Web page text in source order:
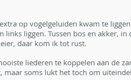
op vogelgeluiden kwam te
liggen. Tussen bos en akker, in
daar kom ik tot rust.
liederen te koppelen aan de
soms lukt het toch om